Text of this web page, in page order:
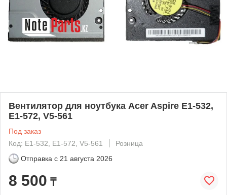
Вентилятор для ноутбука Acer Aspire E1-532,
E1-572, V5-561
Под заказ
Код: E1-532, E1-572, V5-561
Розница
Отправка с 21 августа 2026
8 500 ₸